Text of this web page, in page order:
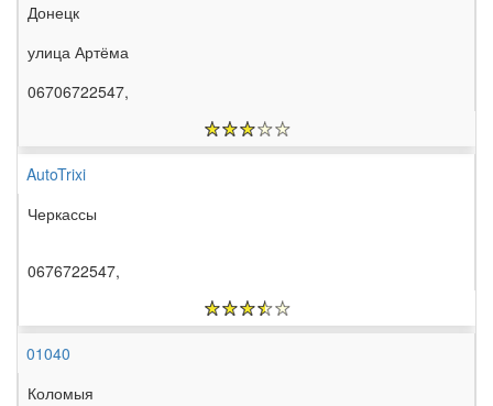
Донецк
улица Артёма
06706722547,
AutoTrixi
Черкассы
0676722547,
01040
Коломыя